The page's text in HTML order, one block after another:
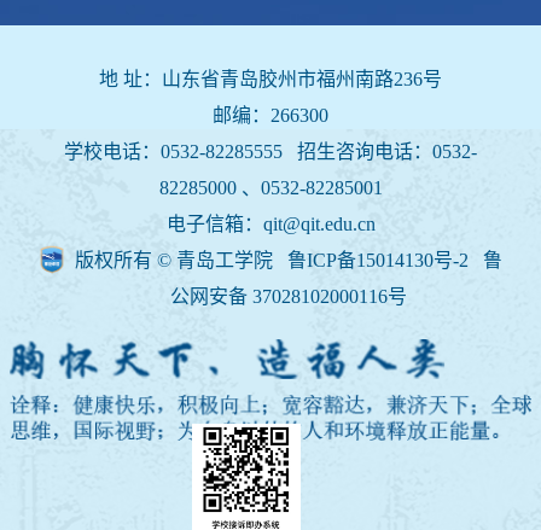
地 址：山东省青岛胶州市福州南路236号
邮编：266300
学校电话：0532-82285555 招生咨询电话： 0532-
82285000 、0532-82285001
电子信箱：qit@qit.edu.cn
版权所有 © 青岛工学院 鲁ICP备15014130号-2
鲁
公网安备 37028102000116号